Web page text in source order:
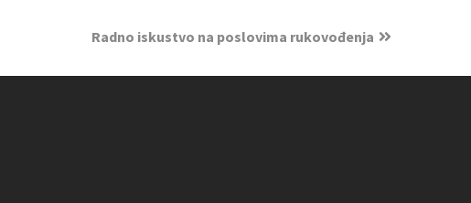
Radno iskustvo na poslovima rukovođenja